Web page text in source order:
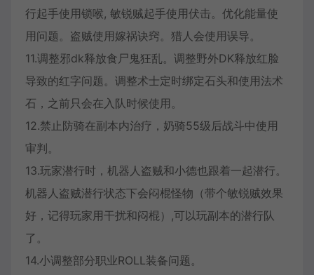
行起手使用锁喉, 敏锐贼起手使用伏击。优化能量使
用问题。盗贼使用嫁祸诀窍。猎人会使用误导。
11.调整邪dk释放食尸鬼狂乱。调整野外DK释放红脸
导致的红字问题。调整术士定时绑定石头和使用法术
石，之前只会在入队时候使用。
12.禁止防骑在副本内治疗，奶骑55级后战斗中使用
审判。
13.玩家潜行时，机器人盗贼和小德也跟着一起潜行。
机器人盗贼潜行状态下会闷棍怪物（带个敏锐贼效果
好，记得玩家用干扰和闷棍）,可以玩副本的潜行队
了。
14.小调整部分职业ROLL装备问题。